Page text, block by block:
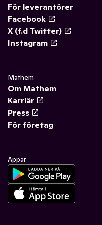
För leverantörer
Facebook
X (f.d Twitter)
Instagram
Mathem
Om Mathem
Karriär
Press
För företag
Appar